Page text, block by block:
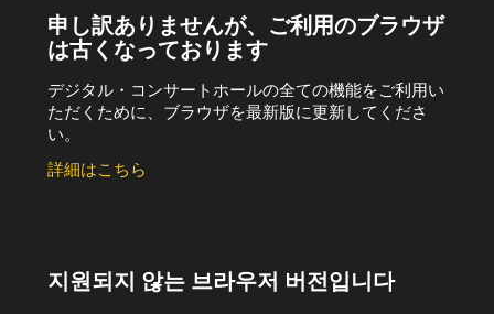
申し訳ありませんが、ご利用のブラウザ
は古くなっております
デジタル・コンサートホールの全ての機能をご利用い
ただくために、ブラウザを最新版に更新してくださ
い。
詳細はこちら
지원되지 않는 브라우저 버전입니다